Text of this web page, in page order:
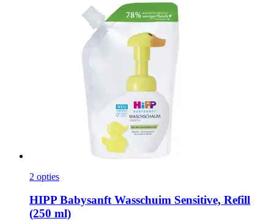
2 opties
HIPP Babysanft Wasschuim Sensitive, Refill
(250 ml)